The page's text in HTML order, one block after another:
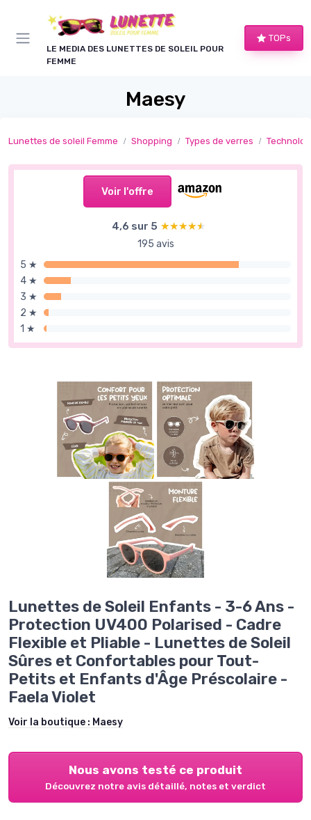
LE MEDIA DES LUNETTES DE SOLEIL POUR
FEMME
TOPs
Maesy
Lunettes de soleil Femme Shopping Types de verres
Voir l'offre
4,6 sur 5 ★★★★★
★★★★★
195 avis
5 ★
4 ★
3 ★
2 ★
1 ★
Lunettes de Soleil Enfants - 3-6 Ans -
Protection UV400 Polarised - Cadre
Flexible et Pliable - Lunettes de Soleil
Sûres et Confortables pour Tout-
Petits et Enfants d'Âge Préscolaire -
Faela Violet
Voir la boutique : Maesy
Nous avons testé ce produit
Découvrez notre avis détaillé, notes et verdict